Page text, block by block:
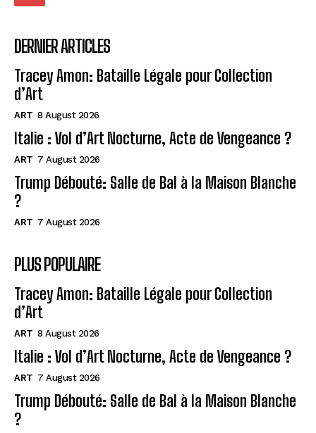
DERNIER ARTICLES
Tracey Amon: Bataille Légale pour Collection
d’Art
ART 8 August 2026
Italie : Vol d’Art Nocturne, Acte de Vengeance ?
ART 7 August 2026
Trump Débouté: Salle de Bal à la Maison Blanche
?
ART 7 August 2026
PLUS POPULAIRE
Tracey Amon: Bataille Légale pour Collection
d’Art
ART 8 August 2026
Italie : Vol d’Art Nocturne, Acte de Vengeance ?
ART 7 August 2026
Trump Débouté: Salle de Bal à la Maison Blanche
?